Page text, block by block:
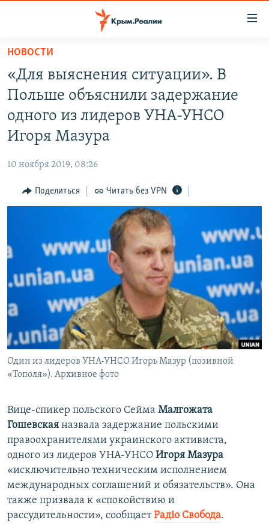
Вернуться
основному
содержанию
главной
Вернутся
поиску
СПЕЦПРОЕКТЫ
КАРТА ВОЕННЫХ ОБЪЕКТОВ КРЫМА
ИСТОРИЯ
ИНТЕРАКТИВ
ИНФОГРАФИКА
ТЕЛЕПРОЕКТ КРЫМ.РЕАЛИИ
СОВЕТЫ ПРАВОЗАЩИТНИКОВ
ПРОПАВШИЕ БЕЗ ВЕСТИ
ПОБЕДИТЕЛЕЙ НЕ СУДЯТ?
КРЫМ.НЕПОКОРЕННЫЙ
ELIFBE
УКРАИНСКАЯ ПРОБЛЕМА КРЫМА
РАДІО СВОБОДА
КАК ОБОЙТИ БЛОКИРОВКУ
Qırımtatar
ПРИСОЕДИНЯЙТЕСЬ!
Все сайты RFE/RL
НОВОСТИ
«Для выяснения ситуации». В
Польше объяснили задержание
одного из лидеров УНА-УНСО
Игоря Мазура
10 ноября 2019, 08:26
Поделиться Читать без VPN
Один из лидеров УНА-УНСО Игорь Мазур (позивной
«Тополя»). Архивное фото
Вице-спикер польского Сейма Малгожата
Гошевская назвала задержание польскими
правоохранителями украинского активиста,
одного из лидеров УНА-УНСО​ Игоря Мазура
«исключительно техническим исполнением
международных соглашений и обязательств». Она
также призвала к «спокойствию и
рассудительности», сообщаетРадiо Свобода.